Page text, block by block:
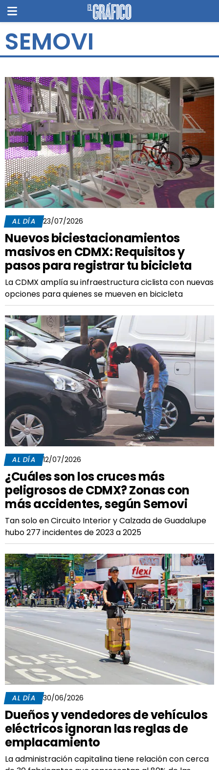
SEMOVI
AL DÍA 23/07/2026
Nuevos biciestacionamientos
masivos en CDMX: Requisitos y
pasos para registrar tu bicicleta
La CDMX amplía su infraestructura ciclista con nuevas
opciones para quienes se mueven en bicicleta
AL DÍA 12/07/2026
¿Cuáles son los cruces más
peligrosos de CDMX? Zonas con
más accidentes, según Semovi
Tan solo en Circuito Interior y Calzada de Guadalupe
hubo 277 incidentes de 2023 a 2025
AL DÍA 30/06/2026
Dueños y vendedores de vehículos
eléctricos ignoran las reglas de
emplacamiento
La administración capitalina tiene relación con cerca